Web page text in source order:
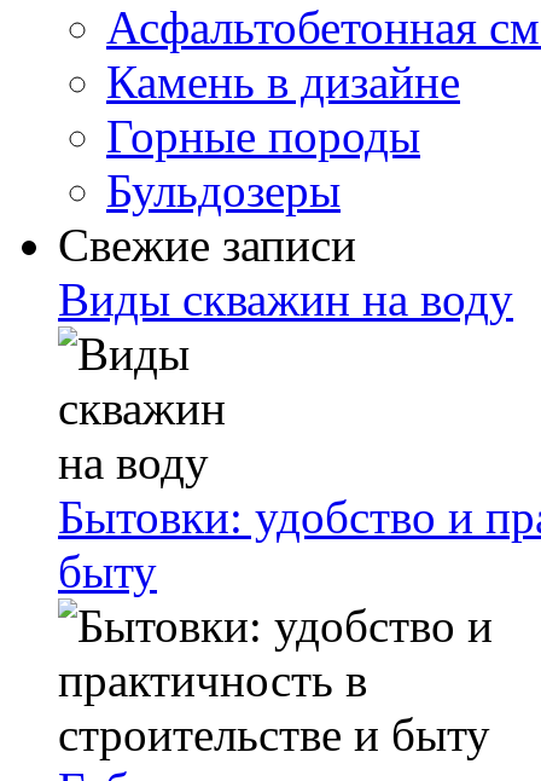
Асфальтобетонная
Камень в дизайне
Горные породы
Бульдозеры
Свежие записи
Виды скважин на воду
Бытовки: удобство и
быту